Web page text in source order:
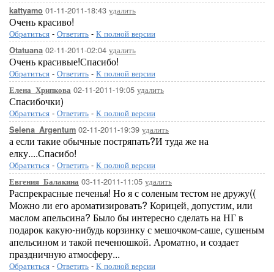
kattyamo 01-11-2011-18:43 удалить
Очень красиво!
Обратиться - Ответить - К полной версии
Otatuana 02-11-2011-02:04 удалить
Очень красивые!Спасибо!
Обратиться - Ответить - К полной версии
Елена_Хрипкова 02-11-2011-19:05 удалить
Спасибочки)
Обратиться - Ответить - К полной версии
Selena_Argentum 02-11-2011-19:39 удалить
а если такие обычные постряпать?И туда же на
елку....Спасибо!
Обратиться - Ответить - К полной версии
Евгения_Балакина 03-11-2011-11:05 удалить
Распрекрасные печенья! Но я с соленым тестом не дружу((
Можно ли его ароматизировать? Корицей, допустим, или
маслом апельсина? Было бы интересно сделать на НГ в
подарок какую-нибудь корзинку с мешочком-саше, сушеным
апельсином и такой печенюшкой. Ароматно, и создает
праздничную атмосферу...
Обратиться - Ответить - К полной версии